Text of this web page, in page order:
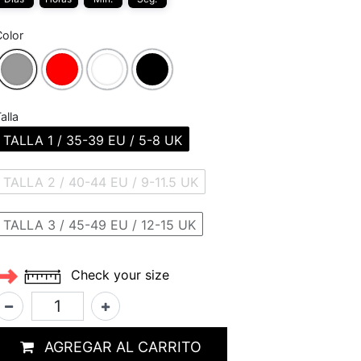
TALLA 1 / 35-39 EU / 5-8 UK
TALLA 2 / 40-44 EU / 9-11.5 UK
TALLA 3 / 45-49 EU / 12-15 UK
Check your size
AGREGAR AL CARRITO